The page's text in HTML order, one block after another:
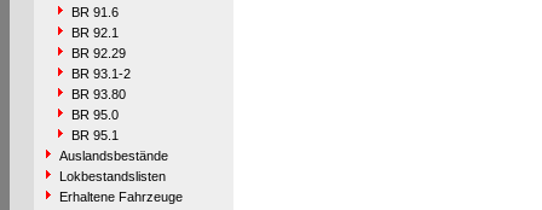
BR 91.6
BR 92.1
BR 92.29
BR 93.1-2
BR 93.80
BR 95.0
BR 95.1
Auslandsbestände
Lokbestandslisten
Erhaltene Fahrzeuge